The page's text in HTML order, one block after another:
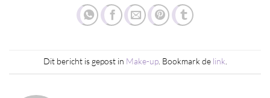
Dit bericht is gepost in Make-up. Bookmark de link